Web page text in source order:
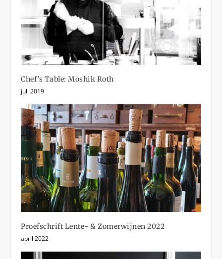
Chef’s Table: Moshik Roth
juli 2019
Proefschrift Lente- & Zomerwijnen 2022
april 2022